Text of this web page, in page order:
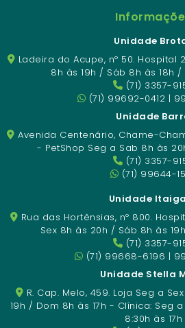
Unidade
Ladeira do Acupe, nº 50. Hospital
8h às 19h / Sáb 8h às 18h /
(71) 3357-
(71) 99692-0412 |
Unidade
Avenida Centenário, Chame-
- PetShop Seg a Sab 8h às
(71) 3357-
(71) 99644-
Unidade
Rua das Hortênsias, nº 800.
Sex 8h às 20h / Sáb 8h às
(71) 3357-
(71) 99668-6196 |
Unidade Stella
R. Cap. Melo, 459. Loja Seg a
19h / Dom 8h às 17h - Clínica: Seg
8:30h às 17h